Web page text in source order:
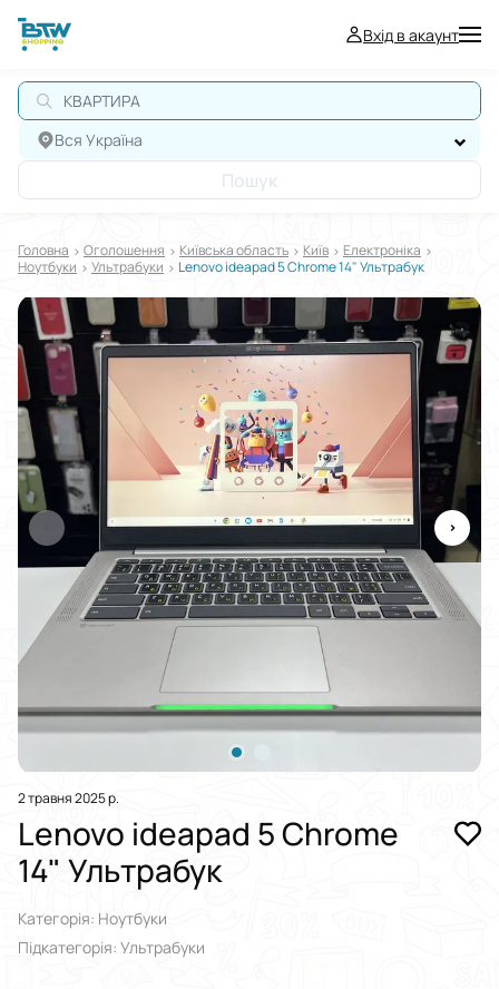
Вхід в акаунт
Вся Україна
Пошук
Головна Оголошення Київська область Київ
Електроніка
Ноутбуки
Ультрабуки Lenovo ideapad 5 Chrome 14" Ультрабук
2 травня 2025 р.
Lenovo ideapad 5 Chrome
14" Ультрабук
Категорія: Ноутбуки
Підкатегорія: Ультрабуки